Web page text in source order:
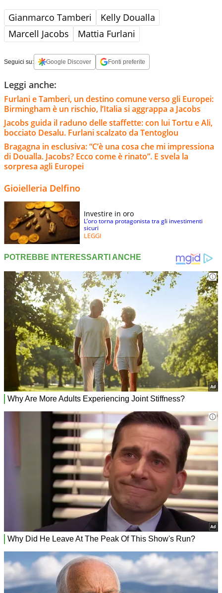
Gianmarco Tamberi
Kelly Doualla
Marcell Jacobs
Mattia Furlani
Seguici su: Google Discover Fonti preferite
Leggi anche:
Furlani e Tamberi, un destino comune verso gli Europei:
Birmingham è un rischio, l’Italia si aggrappa a Jacobs
Jacobs guida il raduno delle staffette: con lui Tortu e Ali,
bocciato Desalu. Furlani scalzato da Tentoglou
Bragagna in esclusiva: “C’è una cosa che mi impressiona
di Doualla. Jacobs? Ecco come è rinato”. E svela la
sorpresa agli Europei
Gioielleria Delfino
Investire in oro
L’oro torna protagonista tra gli investimenti
sicuri
LEGGI